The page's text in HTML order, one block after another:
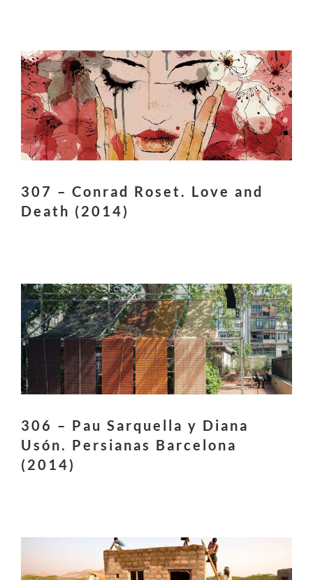
307 – Conrad Roset. Love and
Death (2014)
306 – Pau Sarquella y Diana
Usón. Persianas Barcelona
(2014)